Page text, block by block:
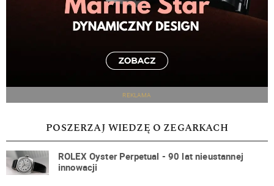
REKLAMA
POSZERZAJ WIEDZĘ O ZEGARKACH
ROLEX Oyster Perpetual - 90 lat nieustannej
innowacji